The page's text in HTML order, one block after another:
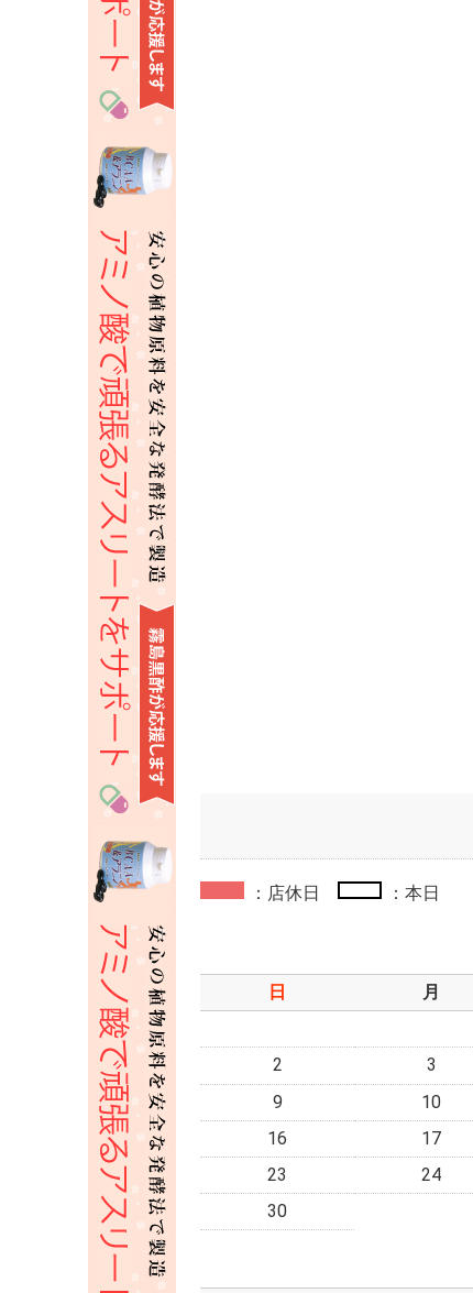
：店休日 ：本日
日
月
2
3
9
10
16
17
23
24
30